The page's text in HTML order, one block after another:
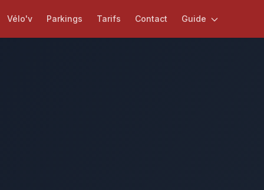
Vélo'v Parkings Tarifs Contact Guide